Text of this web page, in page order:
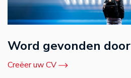
Word gevonden
Creëer uw CV